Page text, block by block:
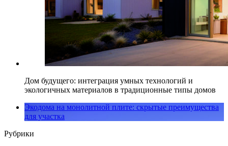
Дом будущего: интеграция умных технологий и
экологичных материалов в традиционные типы домов
Экодома на монолитной плите: скрытые преимущества
для участка
Рубрики